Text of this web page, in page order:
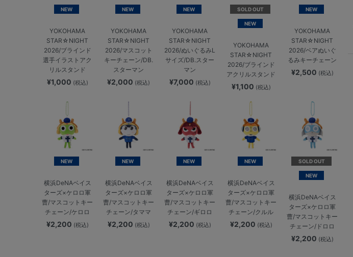
NEW
YOKOHAMA
STAR☆NIGHT
2026/ブラインド
選手イラストアク
リルスタンド
¥1,000 (税込)
NEW
YOKOHAMA
STAR☆NIGHT
2026/マスコット
キーチェーン/DB.
スターマン
¥2,000 (税込)
NEW
YOKOHAMA
STAR☆NIGHT
2026/ぬいぐるみL
サイズ/DB.スター
マン
¥7,000 (税込)
SOLD OUT
NEW
YOKOHAMA
STAR☆NIGHT
2026/ブラインド
アクリルスタンド
¥1,100 (税込)
NEW
YOKOHAMA
STAR☆NIGHT
2026/ベアぬいぐ
るみキーチェーン
¥2,500 (税込)
NEW
横浜DeNAベイス
ターズ×ケロロ軍
曹/マスコットキー
チェーン/ケロロ
¥2,200 (税込)
NEW
横浜DeNAベイス
ターズ×ケロロ軍
曹/マスコットキー
チェーン/タママ
¥2,200 (税込)
NEW
横浜DeNAベイス
ターズ×ケロロ軍
曹/マスコットキー
チェーン/ギロロ
¥2,200 (税込)
NEW
横浜DeNAベイス
ターズ×ケロロ軍
曹/マスコットキー
チェーン/クルル
¥2,200 (税込)
SOLD OUT
NEW
横浜DeNAベイス
ターズ×ケロロ軍
曹/マスコットキー
チェーン/ドロロ
¥2,200 (税込)